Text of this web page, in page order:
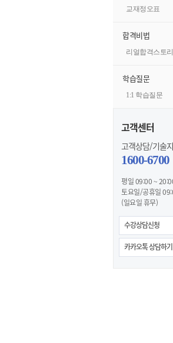
교재정오표
합격비법
리얼합격스토리
학습질문
1:1 학습질문
고객센터
고객상담/기술
1600-6700
평일 09:00 ~
토요일/공휴일
(일요일 휴무)
수강상담신청
카카오톡 상담하기